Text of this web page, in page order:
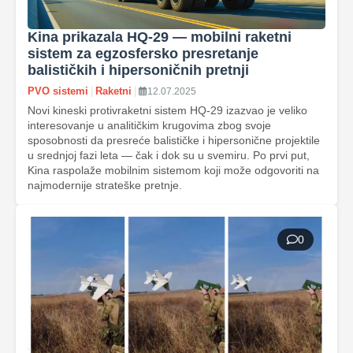
Kina prikazala HQ-29 — mobilni raketni
sistem za egzosfersko presretanje
balističkih i hipersoničnih pretnji
PVO sistemi Raketni 12.07.2025
Novi kineski protivraketni sistem HQ-29 izazvao je veliko
interesovanje u analitičkim krugovima zbog svoje
sposobnosti da presreće balističke i hipersonične projektile
u srednjoj fazi leta — čak i dok su u svemiru. Po prvi put,
Kina raspolaže mobilnim sistemom koji može odgovoriti na
najmodernije strateške pretnje.
0